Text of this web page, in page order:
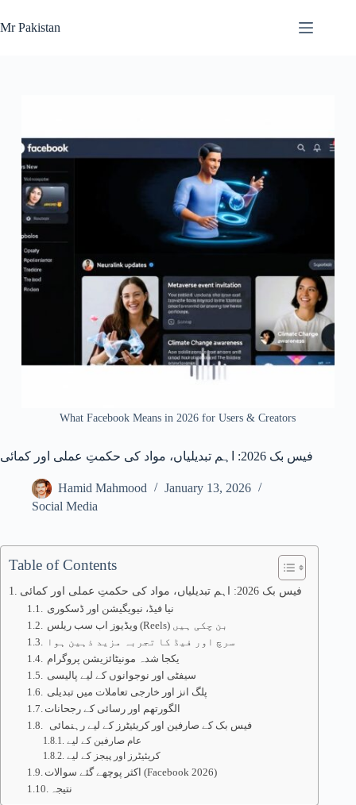
to
content
Mr Pakistan
What Facebook Means in 2026 for Users & Creators
فیس بک 2026: اہم تبدیلیاں، مواد کی حکمتِ عملی اور کمائی
Hamid Mahmood
January 13, 2026
Social Media
Table of Contents
فیس بک 2026: اہم تبدیلیاں، مواد کی حکمتِ عملی اور کمائی
نیا فیڈ، نیویگیشن اور ڈسکوری
ویڈیوز اب سب ریلس (Reels) بن چکی ہیں
سرچ اور فیڈ کا تجربہ مزید ذہین ہوا
یکجا شدہ مونیٹائزیشن پروگرام
سیفٹی اور نوجوانوں کے لیے پالیسی
پلگ انز اور خارجی تعاملات میں تبدیلی
الگورتھم اور رسائی کے رجحانات
فیس بک کے صارفین اور کریئیٹرز کے لیے رہنمائی
عام صارفین کے لیے
کریئیٹرز اور پیجز کے لیے
اکثر پوچھے گئے سوالات (Facebook 2026)
نتیجہ